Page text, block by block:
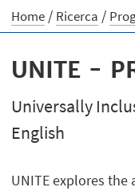
Home Ricerca
UNITE -
Universally
English
UNITE explores